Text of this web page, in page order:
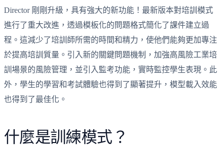
Director 剛剛升級，具有強大的新功能！最新版本對培訓模式
進行了重大改進，透過模板化的問題格式簡化了課件建立過
程。這減少了培訓師所需的時間和精力，使他們能夠更加專注
於提高培訓質量。引入新的關鍵問題機制，加強高風險工業培
訓場景的風險管理，並引入監考功能，實時監控學生表現。此
外，學生的學習和考試體驗也得到了顯著提升，模型載入效能
也得到了最佳化。
什麼是訓練模式？